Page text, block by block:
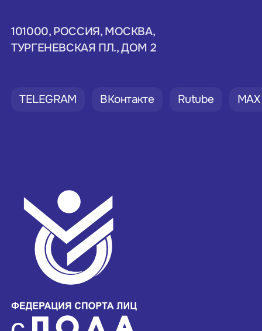
101000, РОССИЯ, МОСКВА,
ТУРГЕНЕВСКАЯ ПЛ., ДОМ 2
TELEGRAM ВКонтакте Rutube MAX